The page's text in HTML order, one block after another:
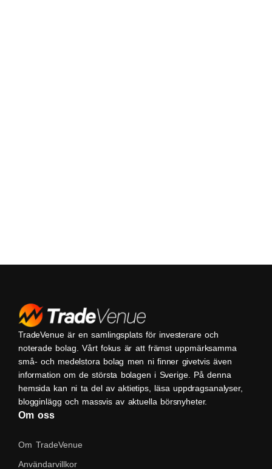
TradeVenue är en samlingsplats för investerare och
noterade bolag. Vårt fokus är att främst uppmärksamma
små- och medelstora bolag men ni finner givetvis även
information om de största bolagen i Sverige. På denna
hemsida kan ni ta del av aktietips, läsa uppdragsanalyser,
blogginlägg och massvis av aktuella börsnyheter.
Om oss
Om TradeVenue
Användarvillkor